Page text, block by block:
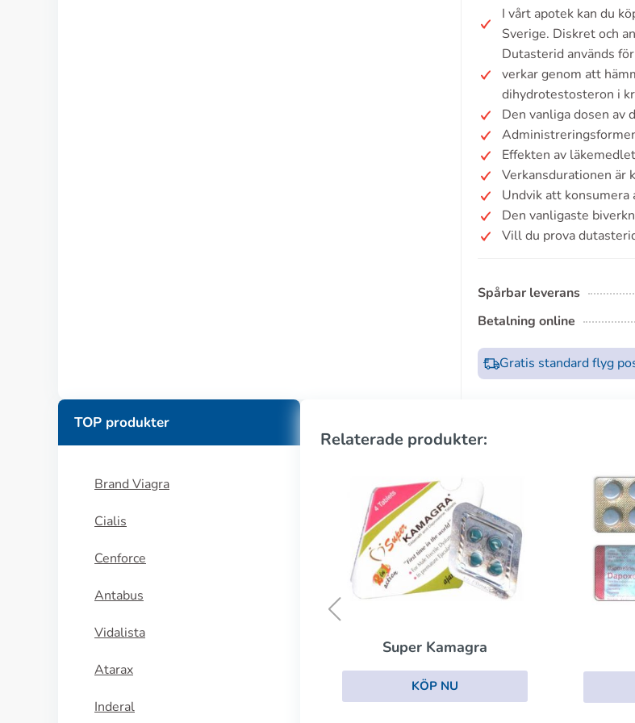
I vårt apotek kan du
Sverige. Diskret och
Dutasterid används
verkar genom att
dihydrotestosteron i
Den vanliga dosen av
Effekten av
Verkansdurationen är
Undvik att konsumera
Den vanligaste
Vill du prova
Spårbar leverans
Betalning online
Gratis standard flyg
TOP produkter
Brand Viagra
Cialis
Cenforce
Antabus
Vidalista
Atarax
Inderal
Relaterade produkter:
Priligy
KÖP NU